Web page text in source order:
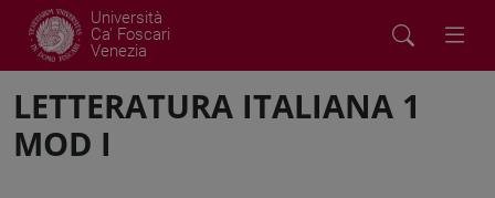
Università
Ca' Foscari
Venezia
LETTERATURA ITALIANA 1
MOD I